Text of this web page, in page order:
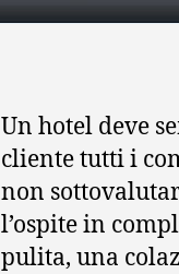
Un hotel deve
cliente tutti i
non
l’ospite in
pulita, una